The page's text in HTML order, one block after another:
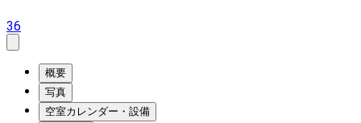
36
概要
写真
空室カレンダー・設備